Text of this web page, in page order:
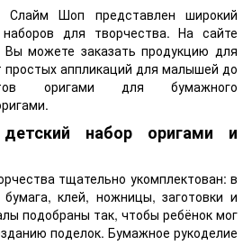
Слайм Шоп представлен широкий
для творчества. На сайте
Вы можете заказать продукцию для
аппликаций для малышей до
оригами для бумажного
набор оригами и
тщательно укомплектован: в
клей, ножницы, заготовки и
подобраны так, чтобы ребёнок мог
поделок. Бумажное рукоделие